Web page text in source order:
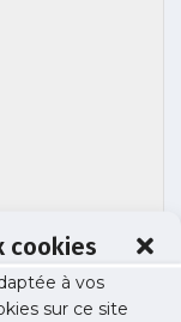
cookies
à vos
sur ce site